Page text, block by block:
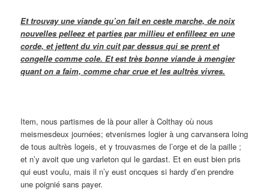
Et trouvay une viande qu’on fait en ceste marche, de noix
nouvelles pelleez et parties par millieu et enfilleez en une
corde, et jettent du vin cuit par dessus qui se prent et
congelle comme cole. Et est très bonne viande à mengier
quant on a faim, comme char crue et les aultrès vivres.
Item, nous partismes de là pour aller à Colthay où nous
meismesdeux journées; etvenismes logier à ung carvansera loing
de tous aultrès logeis, et y trouvasmes de l’orge et de la paille ;
et n’y avoit que ung varleton qui le gardast. Et en eust bien pris
qui eust voulu, mais il n’y eust oncques si hardy d’en prendre
une poignié sans payer.